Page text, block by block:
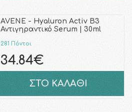
AVENE - Hyaluron Activ B3
Αντιγηραντικό Serum | 30ml
281 Πόντοι
34.84€
ΣΤΟ ΚΑΛΑΘΙ